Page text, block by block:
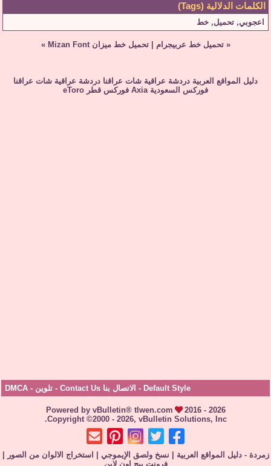
الكلمات الدلالية (Tags)
اعجوبي, تحميل, خط
« تحميل خط عربيجرام |تحميل خط ميزان Mizan Font »
دليل المواقع العربية دردشة عراقية شات عراقنا دردشة عراقية شات عراقنا
فوركس السعودية Axia فوركس قطر eToro
Default Style
- الاتصال بنا Contact Us - تلوين -
DMCA
Powered by vBulletin® tlwen.com
2016 - 2026
Copyright ©2000 - 2026, vBulletin Solutions, Inc.
زمردة - دليل المواقع العربية نسخ ولصق الإيموجي استخراج الالوان من الصور
فرونت بيج اون لاين